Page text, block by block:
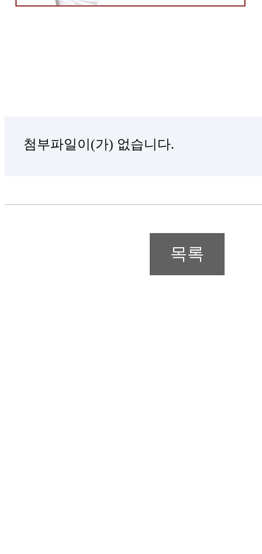
첨부파일이(가) 없습니다.